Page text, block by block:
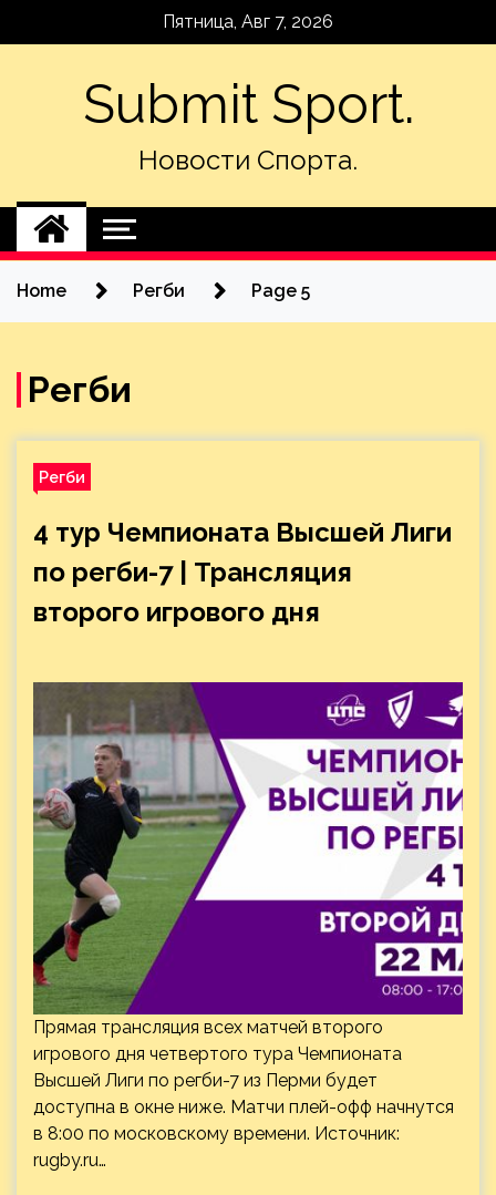
Пятница, Авг 7, 2026
Submit Sport.
Новости Спорта.
Home Регби Page 5
Регби
Регби
4 тур Чемпионата Высшей Лиги
по регби-7 | Трансляция
второго игрового дня
Прямая трансляция всех матчей второго
игрового дня четвертого тура Чемпионата
Высшей Лиги по регби-7 из Перми будет
доступна в окне ниже. Матчи плей-офф начнутся
в 8:00 по московскому времени. Источник:
rugby.ru…